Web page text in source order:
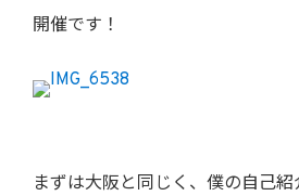
開催です！
まずは大阪と同じく、僕の自己